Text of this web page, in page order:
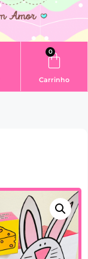
0
Carrinho